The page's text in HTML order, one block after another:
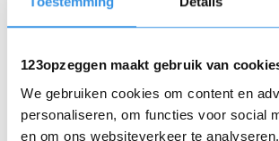
123opzeggen maakt gebruik van
We gebruiken cookies om content en
personaliseren, om functies voor social
en om ons websiteverkeer te
Veelgestelde vragen